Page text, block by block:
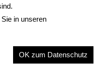
mit eingefasstem
Perlmutt.
in unseren
OK zum Datenschutz